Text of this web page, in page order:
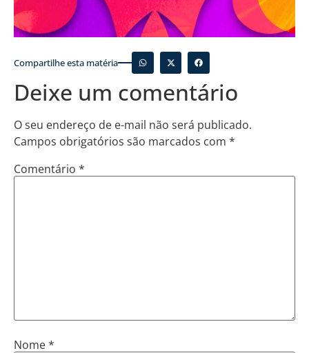
Compartilhe esta matéria
Deixe um comentário
O seu endereço de e-mail não será publicado.
Campos obrigatórios são marcados com *
Comentário *
Nome*